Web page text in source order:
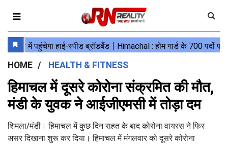
HOME HEALTH & FITNESS
हिमाचल में दूसरे कोरोना संक्रमित की मौत,
मंडी के युवक ने आईजीएमसी में तोड़ा दम
शिमला/मंडी। हिमाचल में कुछ दिन राहत के बाद कोरोना वायरस ने फिर
असर दिखाना शुरू कर दिया। हिमाचल में मंगलवार को दूसरे कोरोना